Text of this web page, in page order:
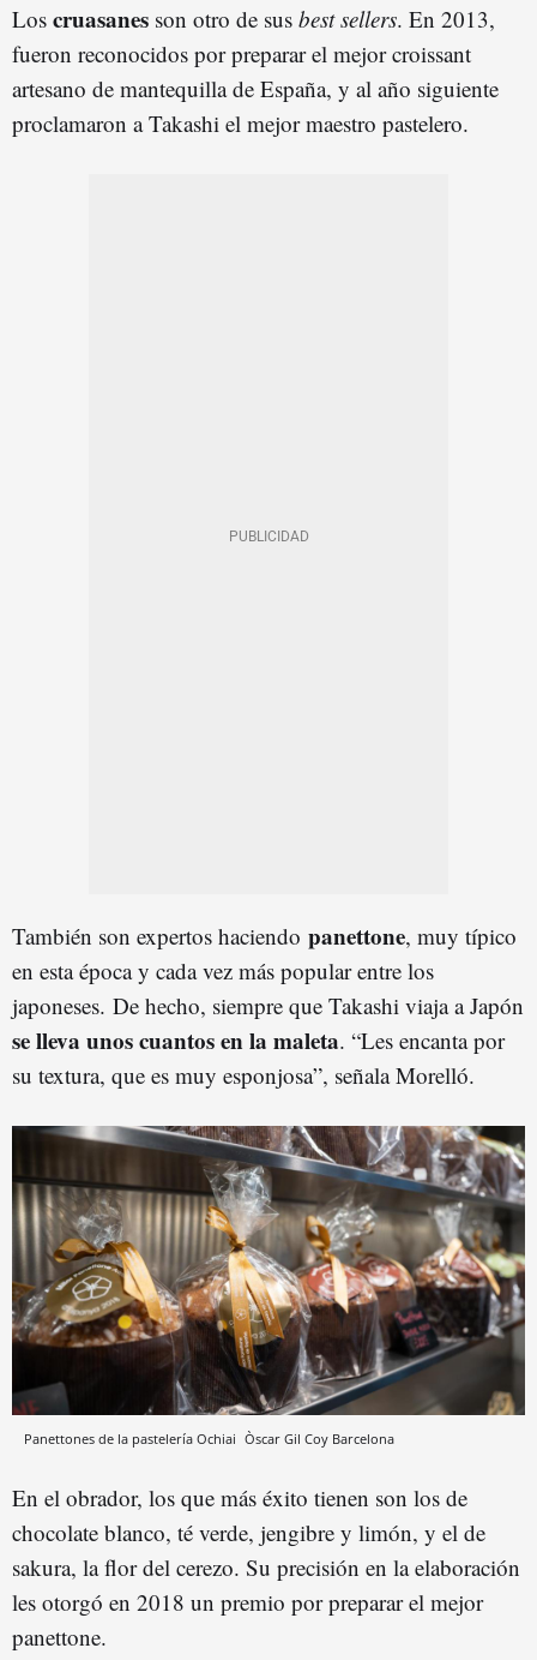
Los cruasanes son otro de sus best sellers. En 2013,
fueron reconocidos por preparar el mejor croissant
artesano de mantequilla de España, y al año siguiente
proclamaron a Takashi el mejor maestro pastelero.
También son expertos haciendo panettone, muy típico
en esta época y cada vez más popular entre los
japoneses. De hecho, siempre que Takashi viaja a Japón
se lleva unos cuantos en la maleta. “Les encanta por
su textura, que es muy esponjosa”, señala Morelló.
Panettones de la pastelería Ochiai Òscar Gil Coy Barcelona
En el obrador, los que más éxito tienen son los de
chocolate blanco, té verde, jengibre y limón, y el de
sakura, la flor del cerezo. Su precisión en la elaboración
les otorgó en 2018 un premio por preparar el mejor
panettone.